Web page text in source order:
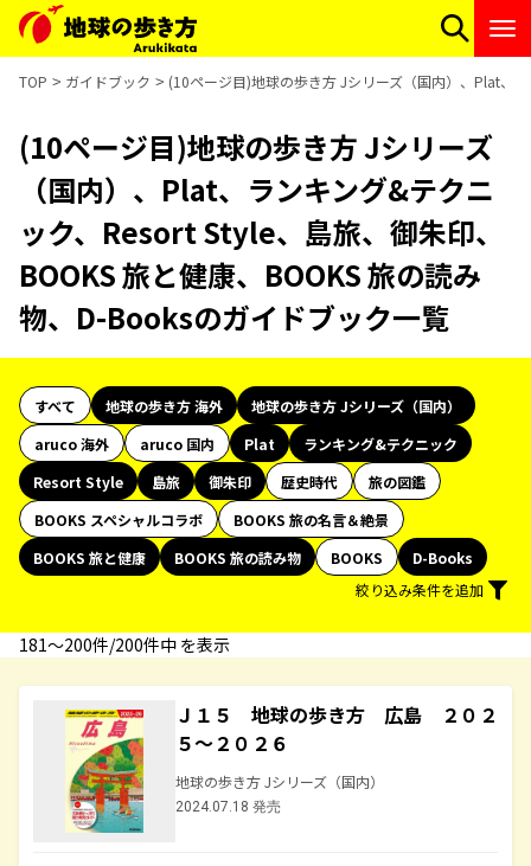
TOP ガイドブック (10ページ目)地球の歩き方 Jシリーズ（国内）、Plat、
(10ページ目)地球の歩き方 Jシリーズ
（国内）、Plat、ランキング&テクニ
ック、Resort Style、島旅、御朱印、
BOOKS 旅と健康、BOOKS 旅の読み
物、D-Booksのガイドブック一覧
すべて 地球の歩き方 海外
地球の歩き方 Jシリーズ（国内）
aruco 海外
aruco 国内 Plat
ランキング&テクニック
Resort Style
島旅 御朱印 歴史時代
旅の図鑑
BOOKS スペシャルコラボ
BOOKS 旅の名言＆絶景
BOOKS 旅と健康
BOOKS 旅の読み物 BOOKS
D-Books
絞り込み条件を追加
181〜200件/200件中 を表示
Ｊ１５ 地球の歩き方 広島 ２０２
５～２０２６
地球の歩き方 Jシリーズ（国内）
2024.07.18 発売